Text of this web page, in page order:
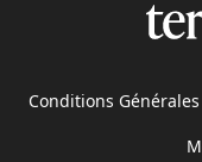
Conditions